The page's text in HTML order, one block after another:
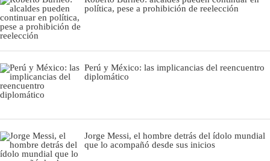
política, pese a prohibición de reelección
Perú y México: las implicancias del reencuentro
diplomático
Jorge Messi, el hombre detrás del ídolo mundial
que lo acompañó desde sus inicios